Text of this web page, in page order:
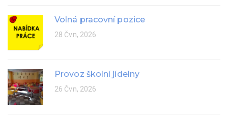
Volná pracovní pozice
28 Čvn, 2026
Provoz školní jídelny
26 Čvn, 2026